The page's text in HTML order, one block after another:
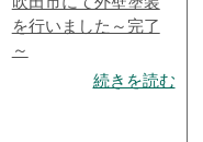
を行いました～完了
～
続きを読む